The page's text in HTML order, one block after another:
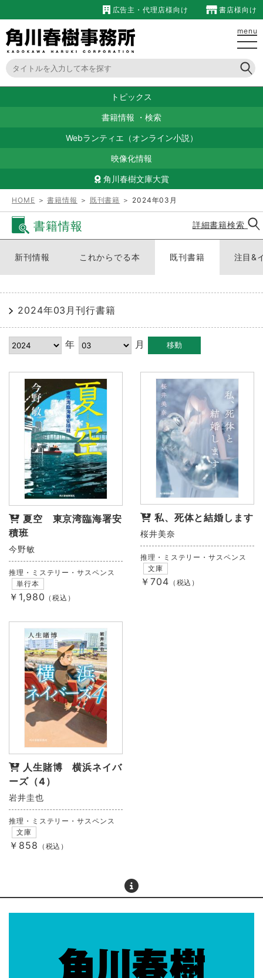
広告主・代理店様向け 書店様向け
menu
トピックス
書籍情報 ・ 検索
Webランティエ（オンライン小説）
映像化情報
角川春樹文庫大賞
HOME ＞書籍情報 ＞ 既刊書籍 ＞ 2024年03月
書籍情報 詳細書籍検索
新刊情報 これからでる本 既刊書籍 注目&
2024年03月刊行書籍
年 月
夏空 東京湾臨海署安
積班
今野敏
推理・ミステリー・サスペンス
単行本
￥1,980 （税込）
私、死体と結婚します
桜井美奈
推理・ミステリー・サスペンス
文庫
￥704 （税込）
人生賭博 横浜ネイバ
ーズ（4）
岩井圭也
推理・ミステリー・サスペンス
文庫
￥858 （税込）